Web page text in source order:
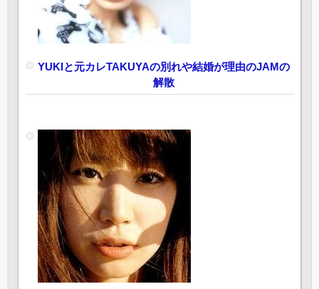
YUKIと元カレTAKUYAの別れや結婚が理由のJAMの
解散